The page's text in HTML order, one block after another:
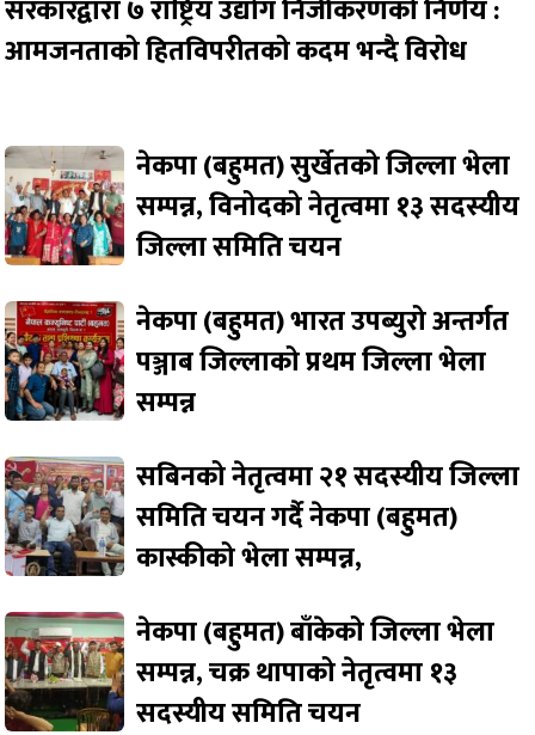
सरकारद्वारा ७ राष्ट्रिय उद्योग निजीकरणको निर्णय :
आमजनताको हितविपरीतको कदम भन्दै विरोध
नेकपा (बहुमत) सुर्खेतको जिल्ला भेला
सम्पन्न, विनोदको नेतृत्वमा १३ सदस्यीय
जिल्ला समिति चयन
नेकपा (बहुमत) भारत उपब्युरो अन्तर्गत
पञ्जाब जिल्लाको प्रथम जिल्ला भेला
सम्पन्न
सबिनको नेतृत्वमा २१ सदस्यीय जिल्ला
समिति चयन गर्दै नेकपा (बहुमत)
कास्कीको भेला सम्पन्न,
नेकपा (बहुमत) बाँकेको जिल्ला भेला
सम्पन्न, चक्र थापाको नेतृत्वमा १३
सदस्यीय समिति चयन